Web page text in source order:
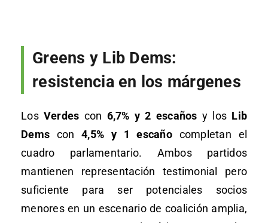
Greens y Lib Dems:
resistencia en los márgenes
Los Verdes con 6,7% y 2 escaños y los Lib
Dems con4,5% y 1 escañocompletan el
cuadro parlamentario. Ambos partidos
mantienen representación testimonial pero
suficiente para ser potenciales socios
menores en un escenario de coalición amplia,